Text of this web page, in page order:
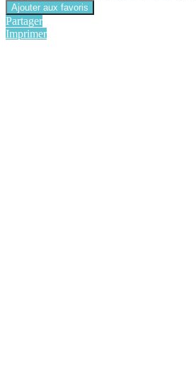
Ajouter aux favoris
Partager
Imprimer